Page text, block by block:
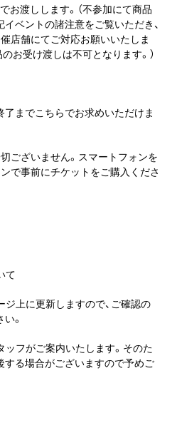
お渡しします。（不参加にて商品
ベントの諸注意をご覧いただき、
店舗にてご対応お願いいたしま
お受け渡しは不可となります。）
までこちらでお求めいただけま
ございません。スマートフォンを
で事前にチケットをご購入くださ
て
ジ上に更新しますので、ご確認の
。
ッフがご案内いたします。そのた
る場合がございますので予めご